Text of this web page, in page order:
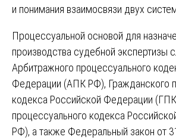
и понимания взаимосвязи двух
Процессуальной основой для
производства судебной экспертизы
Арбитражного процессуального
Федерации (АПК РФ), Гражданского
кодекса Российской Федерации
процессуального кодекса
РФ), а также Федеральный закон от